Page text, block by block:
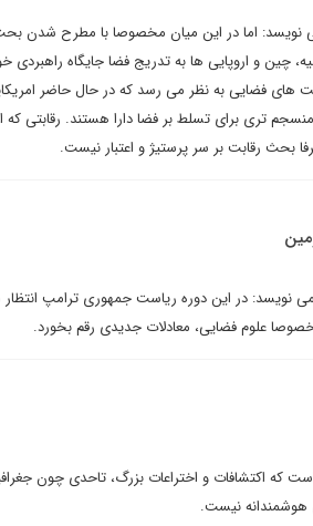
نویسد: اما در این میان مخصوصا با مطرح شدن
چین و اروپایی ها به تدریج فضا جایگاه راهبردی
های فضایی به نظر می رسد که در حال حاضر
تری برای تسلط بر فضا دارا هستند. رقابتی که
بحث رقابت بر سر پرستیژ و اعتبار نیست.
نویسد: در این دوره ریاست جمهوری ترامپ
علوم فضایی، معادلات جدیدی رقم بخورد.
که اکتشافات و اختراعات بزرگ، تاحدی چون
هوشمندانه نیست.